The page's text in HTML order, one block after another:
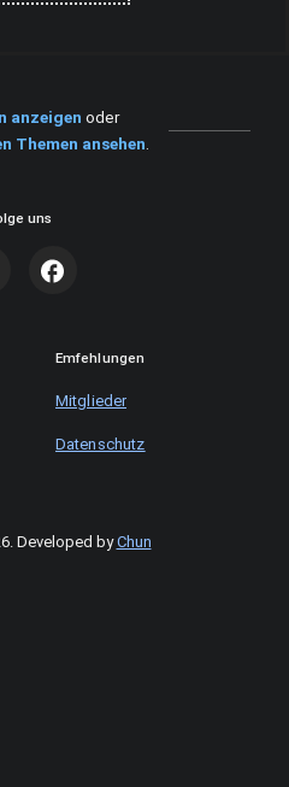
anzeigen oder
Themen ansehen.
uns
Emfehlungen
Mitglieder
Datenschutz
. Developed byChun